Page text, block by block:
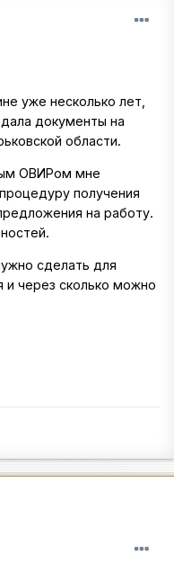
уже несколько лет,
документы на
области.
ОВИРом мне
получения
на работу.
сделать для
и через сколько можно